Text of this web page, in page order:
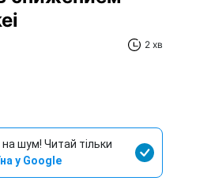
2 хв
шум! Читай тільки
у Google